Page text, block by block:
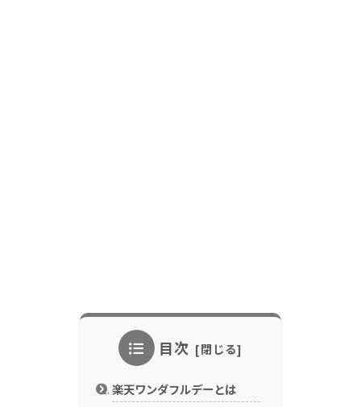
目次
楽天ワンダフルデーとは